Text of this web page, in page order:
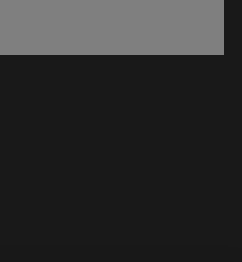
en nueva ventana)
nueva ventana)